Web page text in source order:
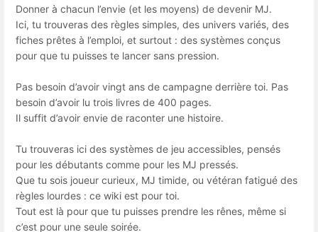
Donner à chacun l’envie (et les moyens) de devenir MJ.
Ici, tu trouveras des règles simples, des univers variés, des
fiches prêtes à l’emploi, et surtout : des systèmes conçus
pour que tu puisses te lancer sans pression.
Pas besoin d’avoir vingt ans de campagne derrière toi. Pas
besoin d’avoir lu trois livres de 400 pages.
Il suffit d’avoir envie de raconter une histoire.
Tu trouveras ici des systèmes de jeu accessibles, pensés
pour les débutants comme pour les MJ pressés.
Que tu sois joueur curieux, MJ timide, ou vétéran fatigué des
règles lourdes : ce wiki est pour toi.
Tout est là pour que tu puisses prendre les rênes, même si
c’est pour une seule soirée.